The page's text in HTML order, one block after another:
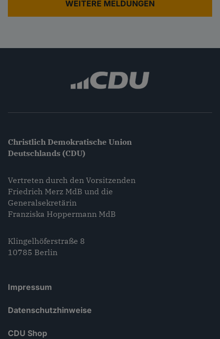
WEITERE MELDUNGEN
Christlich Demokratische Union
Deutschlands (CDU)
Vertreten durch den Vorsitzenden
Friedrich Merz MdB und die
Generalsekretärin
Franziska Hoppermann MdB
Klingelhöferstraße 8
10785 Berlin
Impressum
Datenschutzhinweise
CDU Shop